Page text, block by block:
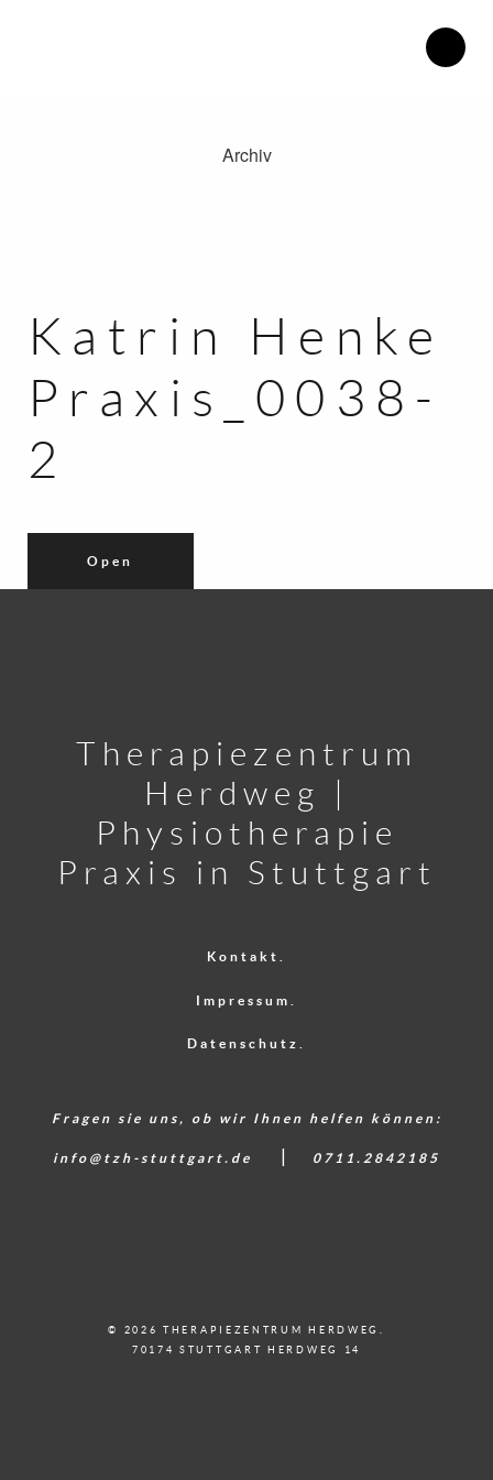
Therapiezentrum Herdweg.
Kontakt.
Anfahrt.
Archiv
Katrin Henke
Praxis_0038-
2
Open
Therapiezentrum
Herdweg |
Physiotherapie
Praxis in Stuttgart
Kontakt.
Impressum.
Datenschutz.
Fragen sie uns, ob wir Ihnen helfen können:
info@tzh-stuttgart.de 0711.2842185
© 2026 THERAPIEZENTRUM HERDWEG.
70174 STUTTGART HERDWEG 14